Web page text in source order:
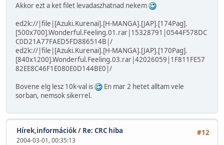
Akkor ezt a ket filet levadaszhatnad nekem
ed2k://|file|[Azuki.Kurenai].[H-MANGA].[JAP].[174Pag].
[500x700].Wonderful.Feeling.01.rar|15328791|0544F578DC
C0D21A77FAED5FD886514B|/
ed2k://|file|[Azuki.Kurenai].[H-MANGA].[JAP].[170Pag].
[840x1200].Wonderful.Feeling.03.rar|42026059|1F811FE57
82EE8C46F1E080E0D144BE0|/
Bovene elg lesz 10k-val is
En mar 2 hetet alltam vele
sorban, nemsok sikerrel.
#12
Hírek,információk/ Re: CRC hiba
2004-03-01, 00:35:13